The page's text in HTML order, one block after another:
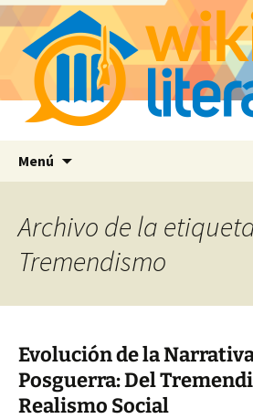
Menú
Archivo de la
Tremendismo
Evolución de la
Posguerra: Del
Realismo Social